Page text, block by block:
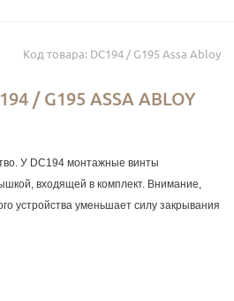
Код товара: DC194 / G195 Assa Abloy
/ G195 ASSA ABLOY
У DC194 монтажные винты
входящей в комплект. Внимание,
устройства уменьшает силу закрывания
Возможные цвета серебристый,